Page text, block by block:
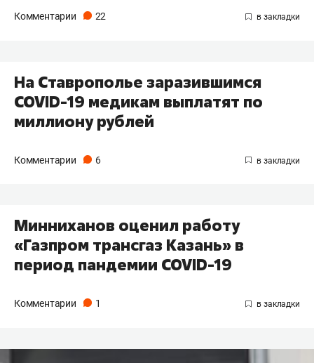
Комментарии 22
На Ставрополье заразившимся
COVID-19 медикам выплатят по
миллиону рублей
Комментарии 6
Минниханов оценил работу
«Газпром трансгаз Казань» в
период пандемии COVID-19
Комментарии 1